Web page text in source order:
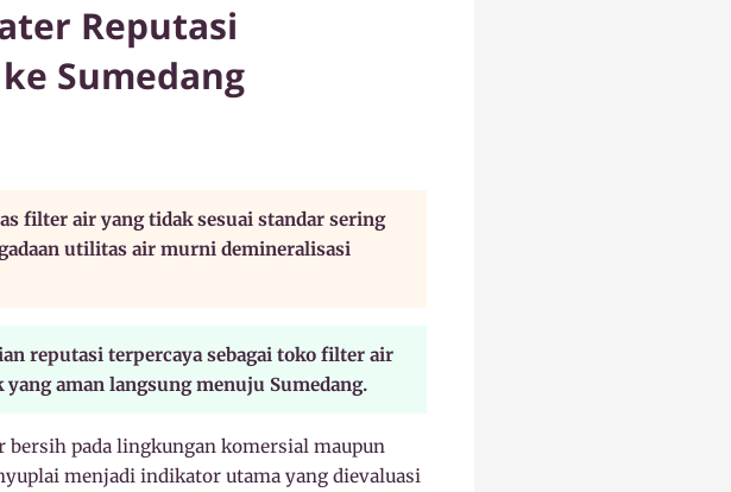
Reputasi
Sumedang
filter air yang tidak sesuai standar sering
utilitas air murni demineralisasi
reputasi terpercaya sebagai toko filter air
aman langsung menuju Sumedang.
bersih pada lingkungan komersial maupun
menjadi indikator utama yang dievaluasi